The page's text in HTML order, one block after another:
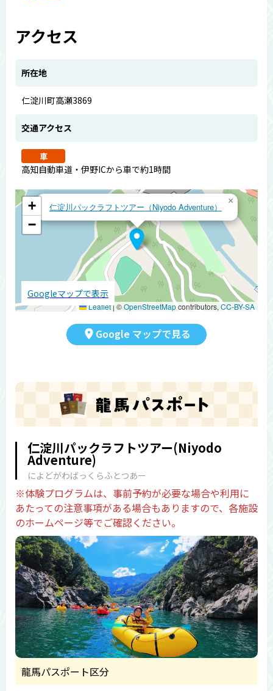
アクセス
所在地
仁淀川町高瀬3869
交通アクセス
車
高知自動車道・伊野ICから車で約1時間
仁淀川パックラフトツアー（Niyodo Adventure）
×
+
−
Leaflet|©OpenStreetMapcontributors, CC-BY-SA
Googleマップで表示
Google マップで見る
仁淀川パックラフトツアー(Niyodo
Adventure)
によどがわばっくらふとつあー
※体験プログラムは、事前予約が必要な場合や利用に
あたっての注意事項がある場合もありますので、各施設
のホームページ等でご確認ください。
龍馬パスポート区分